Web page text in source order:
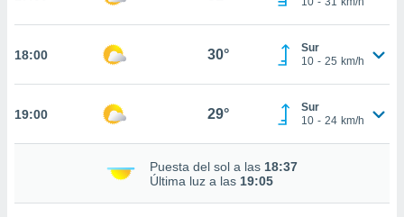
te
se
18:00 30°
Sur
10 - 25 km/h
19:00 29°
Sur
10 - 24 km/h
Puesta del sol a las 18:37
Última luz a las 19:05